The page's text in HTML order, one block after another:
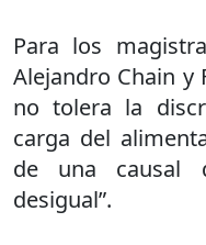
Para los
Alejandro Chain y
no tolera la
carga del
de una causal
desigual”.